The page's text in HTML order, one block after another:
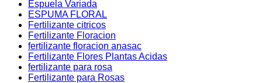
Espuela Variada
ESPUMA FLORAL
Fertilizante citricos
Fertilizante Floracion
fertilizante floracion anasac
Fertilizante Flores Plantas Acidas
fertilizante para rosa
Fertilizante para Rosas